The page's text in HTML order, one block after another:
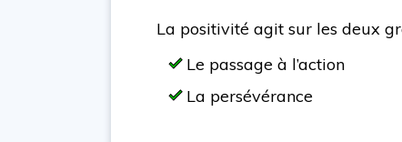
La positivité agit sur les deux
Le passage à l’action
La persévérance